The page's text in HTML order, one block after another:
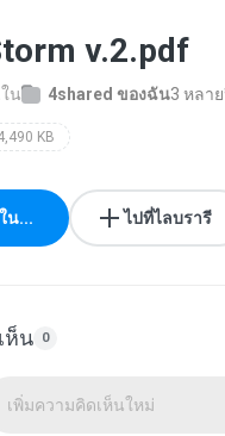
v.2.pdf
ใน 4shared ของฉัน3 หลา
KB
น... ไปที่ไลบรารี
ห็น 0
เพิ่มความคิดเห็นใหม่